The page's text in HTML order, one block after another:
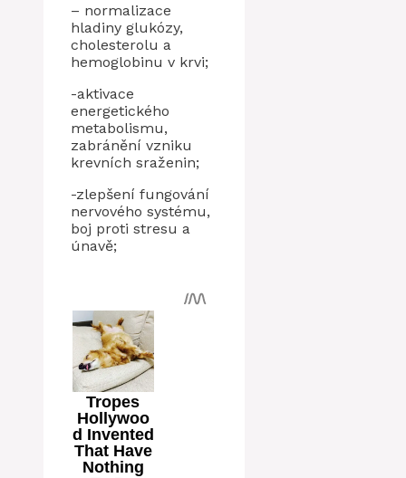
– normalizace
hladiny glukózy,
cholesterolu a
hemoglobinu v krvi;
-aktivace
energetického
metabolismu,
zabránění vzniku
krevních sraženin;
-zlepšení fungování
nervového systému,
boj proti stresu a
únavě;